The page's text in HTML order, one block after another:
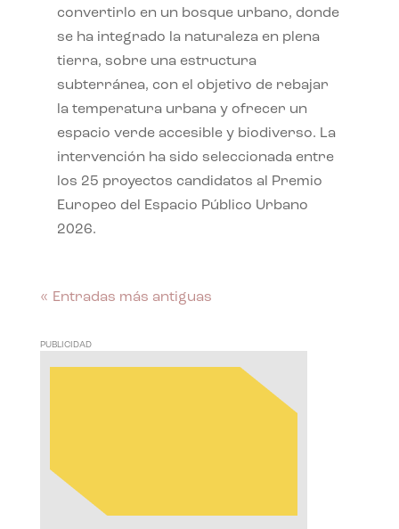
convertirlo en un bosque urbano, donde
se ha integrado la naturaleza en plena
tierra, sobre una estructura
subterránea, con el objetivo de rebajar
la temperatura urbana y ofrecer un
espacio verde accesible y biodiverso. La
intervención ha sido seleccionada entre
los 25 proyectos candidatos al Premio
Europeo del Espacio Público Urbano
2026.
« Entradas más antiguas
PUBLICIDAD